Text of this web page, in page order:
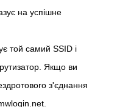
на успішне
той самий SSID і
Якщо ви
з'єднання